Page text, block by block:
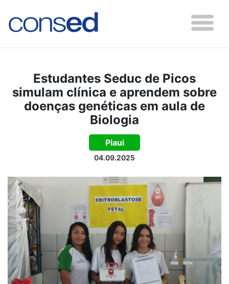
Estudantes Seduc de Picos
simulam clínica e aprendem sobre
doenças genéticas em aula de
Biologia
Piaui
04.09.2025